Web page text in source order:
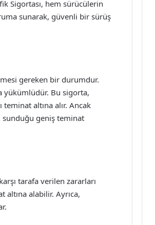
Sigortası, hem sürücülerin
sunarak, güvenli bir sürüş
gereken bir durumdur.
yükümlüdür. Bu sigorta,
altına alır. Ancak
sunduğu geniş teminat
tarafa verilen zararları
altına alabilir. Ayrıca,